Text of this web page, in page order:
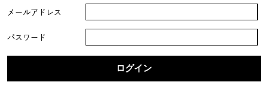
メールアドレス
パスワード